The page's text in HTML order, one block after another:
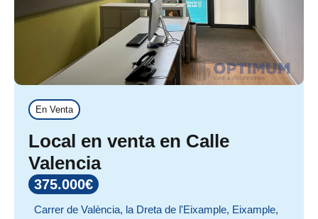
En Venta
Local en venta en Calle
Valencia
375.000€
Carrer de València, la Dreta de l'Eixample, Eixample,